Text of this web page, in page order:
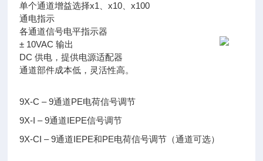
单个通道增益选择x1、x10、x100
通电指示
各通道信号电平指示器
± 10VAC 输出
DC 供电，提供电源适配器
通道部件成本低，灵活性高。
9X-C – 9通道PE电荷信号调节
9X-I – 9通道IEPE信号调节
9X-CI – 9通道IEPE和PE电荷信号调节（通道可选）